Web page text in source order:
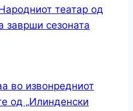
театар од
заврши сезоната